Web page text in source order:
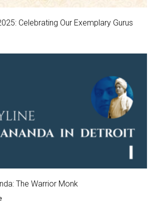
Celebrating Our Exemplary Gurus
The Warrior Monk